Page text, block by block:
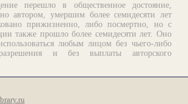
перешло в общественное достояние,
автором, умершим более семидесяти лет
прижизненно, либо посмертно, но с
также прошло более семидесяти лет. Оно
любым лицом без чьего-либо
и без выплаты авторского